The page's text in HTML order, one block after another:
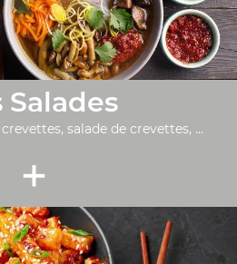
Salades
salade de crevettes, ...
+